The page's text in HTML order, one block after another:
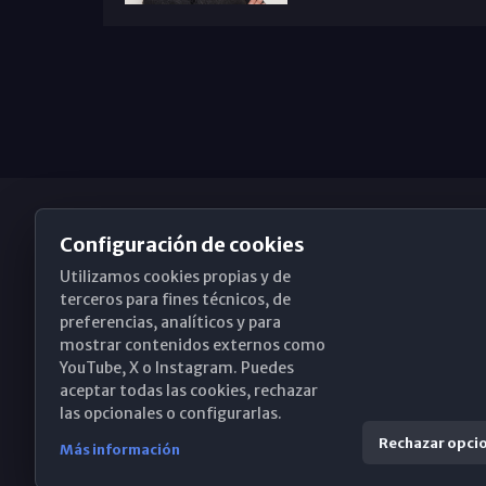
Obispado de Málaga
Santa María, 18-20. 29015 Málaga
(+34) 952 224 386
Configuración de cookies
Utilizamos cookies propias y de
terceros para fines técnicos, de
preferencias, analíticos y para
mostrar contenidos externos como
YouTube, X o Instagram. Puedes
aceptar todas las cookies, rechazar
las opcionales o configurarlas.
Más información Rechazar